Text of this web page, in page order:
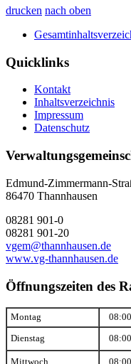
drucken nach oben
Quicklinks
Kontakt
Inhaltsverzeichnis
Impressum
Datenschutz
Edmund-Zimmermann-
86470 Thannhausen
08281 901-0
08281 901-20
vgem@thannhausen.de
www.vg-thannhausen.de
Öffnungszeiten des
Montag
Dienstag